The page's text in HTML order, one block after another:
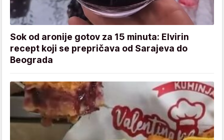
Sok od aronije gotov za 15 minuta: Elvirin
recept koji se prepričava od Sarajeva do
Beograda